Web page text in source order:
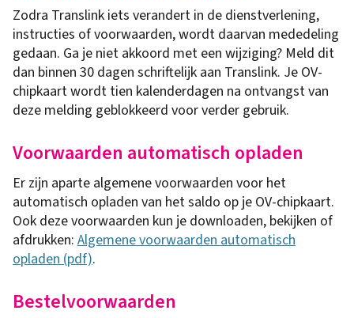
Zodra Translink iets verandert in de dienstverlening,
instructies of voorwaarden, wordt daarvan mededeling
gedaan. Ga je niet akkoord met een wijziging? Meld dit
dan binnen 30 dagen schriftelijk aan Translink. Je OV-
chipkaart wordt tien kalenderdagen na ontvangst van
deze melding geblokkeerd voor verder gebruik.
Voorwaarden automatisch opladen
Er zijn aparte algemene voorwaarden voor het
automatisch opladen van het saldo op je OV-chipkaart.
Ook deze voorwaarden kun je downloaden, bekijken of
afdrukken: Algemene voorwaarden automatisch
opladen (pdf).
Bestelvoorwaarden